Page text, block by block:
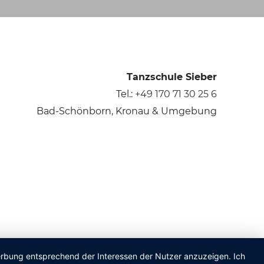
Tanzschule Sieber
Tel.: +49 170 71 30 25 6
Bad-Schönborn, Kronau & Umgebung
entsprechend der Interessen der Nutzer anzuzeigen. Ich